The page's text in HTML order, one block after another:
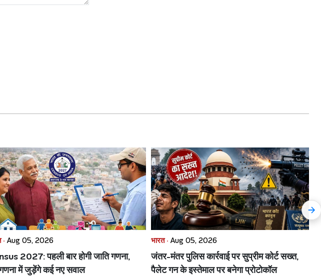
Aug 05, 2026
2027: पहली बार होगी जाति गणना,
में जुड़ेंगे कई नए सवाल
भारत · Aug 05, 2026
जंतर-मंतर पुलिस कार्रवाई पर सुप्रीम कोर्ट सख्त,
पैलेट गन के इस्तेमाल पर बनेगा प्रोटोकॉल